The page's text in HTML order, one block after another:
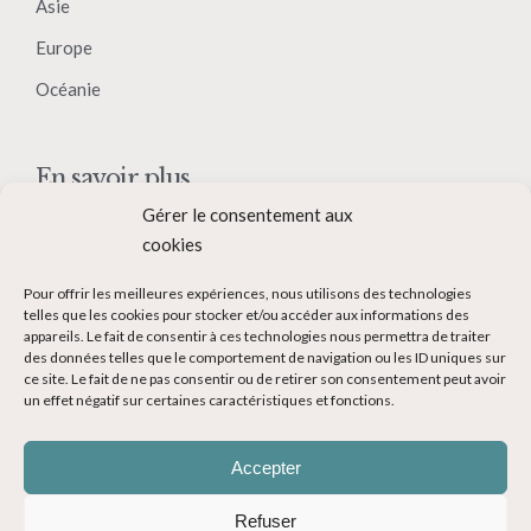
Gérer le consentement aux
cookies
Pour offrir les meilleures expériences, nous utilisons des technologies
telles que les cookies pour stocker et/ou accéder aux informations des
appareils. Le fait de consentir à ces technologies nous permettra de traiter
des données telles que le comportement de navigation ou les ID uniques sur
ce site. Le fait de ne pas consentir ou de retirer son consentement peut avoir
un effet négatif sur certaines caractéristiques et fonctions.
Accepter
Refuser
Asie
Europe
Océanie
En savoir plus
Contact
Devenir Blogueur voyage
Ma Bucket List